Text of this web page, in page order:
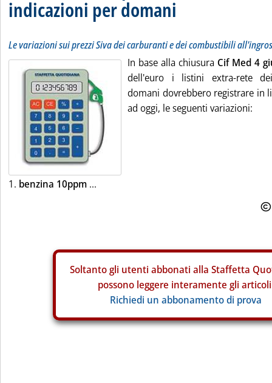
indicazioni per domani
Le variazioni sui prezzi Siva dei carburanti e dei combustibili
In base alla chiusura Cif Med 4
dell'euro i listini extra-rete
domani dovrebbero registrare in
ad oggi, le seguenti variazioni:
1. benzina 10ppm ...
Soltanto gli utenti abbonati alla Staffetta
possono leggere interamente gli
Richiedi un abbonamento di prova